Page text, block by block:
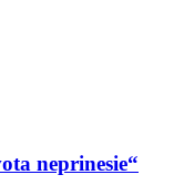
neprinesie“